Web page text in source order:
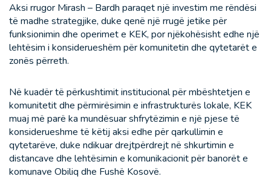
Aksi rrugor Mirash – Bardh paraqet një investim me rëndësi
të madhe strategjike, duke qenë një rrugë jetike për
funksionimin dhe operimet e KEK, por njëkohësisht edhe një
lehtësim i konsiderueshëm për komunitetin dhe qytetarët e
zonës përreth.
Në kuadër të përkushtimit institucional për mbështetjen e
komunitetit dhe përmirësimin e infrastrukturës lokale, KEK
muaj më parë ka mundësuar shfrytëzimin e një pjese të
konsiderueshme të këtij aksi edhe për qarkullimin e
qytetarëve, duke ndikuar drejtpërdrejt në shkurtimin e
distancave dhe lehtësimin e komunikacionit për banorët e
komunave Obiliq dhe Fushë Kosovë.